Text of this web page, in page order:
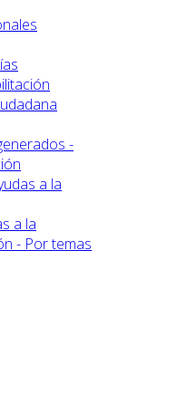
-
a la
a la
- Por temas